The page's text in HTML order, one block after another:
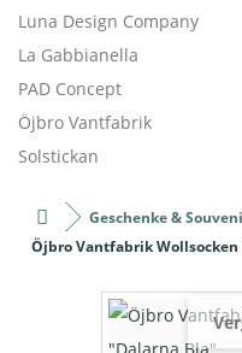
Luna Design Company
La Gabbianella
PAD Concept
Öjbro Vantfabrik
Solstickan
Geschenke &
Öjbro Vantfabrik